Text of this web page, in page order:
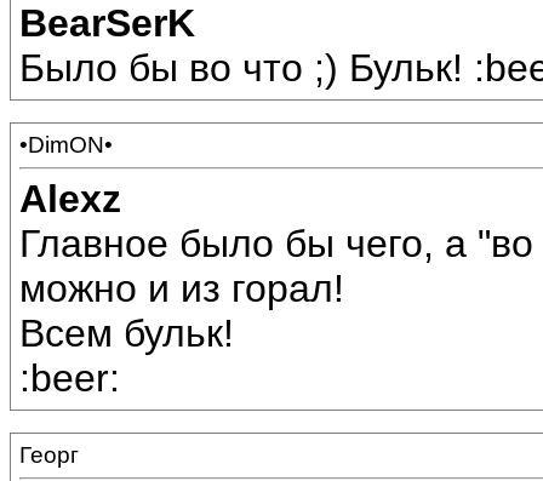
BearSerK
Было бы во что ;) Бульк!
•DimON•
Alexz
Главное было бы чего, а "во
можно и из горал!
Всем бульк!
:beer:
Георг